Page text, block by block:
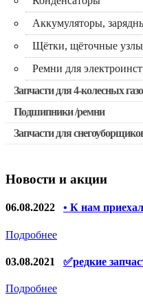
Аккумуляторы,
Щётки, щёточные узлы
Ремни для
Запчасти для 4-колесных
Подшипники /ремни
Запчасти для
Новости и акции
06.08.2022 • К нам
Подробнее
03.08.2021 ✅редкие
Подробнее